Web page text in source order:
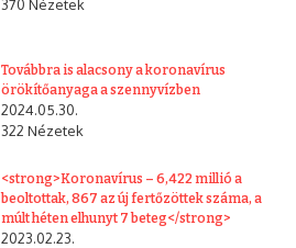
370 Nézetek
Továbbra is alacsony a koronavírus
örökítőanyaga a szennyvízben
2024.05.30.
322 Nézetek
<strong>Koronavírus – 6,422 millió a
beoltottak, 867 az új fertőzöttek száma, a
múlt héten elhunyt 7 beteg</strong>
2023.02.23.